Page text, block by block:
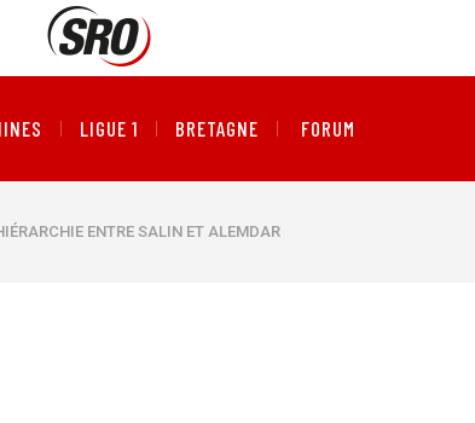
LIGUE 1 BRETAGNE FORUM
ENTRE SALIN ET ALEMDAR